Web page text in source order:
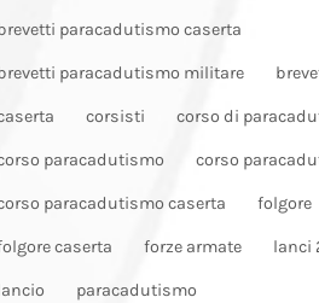
paracadutismo caserta
paracadutismo militare
corsisti corso di
paracadutismo corso
paracadutismo caserta folgore
caserta forze armate lanci
paracadutismo